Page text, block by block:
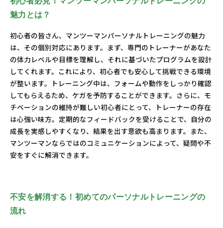
あなたのトレーニング旅を始めるための一歩！成功へ
の道筋
魅力とは？
初心者の皆さん、マンツーマンパーソナルトレーニングの魅力
は、その個別対応にあります。まず、専門のトレーナーがあなた
の体力レベルや目標を理解し、それに基づいたプログラムを設計
してくれます。これにより、初心者でも安心して挑戦できる環境
が整います。トレーニング中は、フォームや動作をしっかり確認
してもらえるため、ケガを予防することができます。さらに、モ
チベーションの維持が難しい初心者にとって、トレーナーの存在
は心強い味方。定期的なフィードバックを受けることで、自分の
成長を実感しやすくなり、結果を出す意欲も高まります。また、
マンツーマンならではのコミュニケーションによって、疑問や不
安をすぐに解消できます。
不安を解消する！初めてのパーソナルトレーニングの
流れ